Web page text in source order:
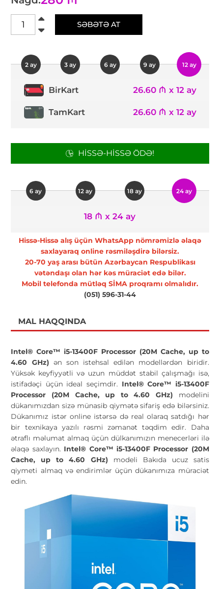
SƏBƏTƏ AT
2 ay 3 ay 6 ay 9 ay 12 ay
BirKart 26.60 ₼ x 12 ay
TamKart 26.60 ₼ x 12 ay
HISSƏ-HISSƏ ÖDƏ!
6 ay 12 ay 18 ay 24 ay
18 ₼ x 24 ay
Hissə-Hissə alış üçün WhatsApp nömrəmizlə əlaqə
saxlayaraq online rəsmiləşdirə bilərsiz.
20-70 yaş arası bütün Azərbaycan Respublikası
vətəndaşı olan hər kəs müraciət edə bilər.
Mobil telefonda mütləq SİMA proqramı olmalıdır.
(051) 596-31-44
MAL HAQQINDA
Intel® Core™ i5-13400F Processor (20M Cache, up to
4.60 GHz) ən son istehsal edilən modellərdən biridir.
Yüksək keyfiyyətli və uzun müddət stabil çalışmağı isə,
istifadəçi üçün ideal seçimdir. Intel® Core™ i5-13400F
Processor (20M Cache, up to 4.60 GHz) modelini
dükanımızdan sizə münasib qiymətə sifariş edə bilərsiniz.
Dükanımız istər online istərsə də real olaraq satdığı hər
bir texnikaya yazılı rəsmi zəmanət təqdim edir. Daha
ətraflı məlumat almaq üçün dülkanımızın menecerləri ilə
əlaqə saxlayın. Intel® Core™ i5-13400F Processor (20M
Cache, up to 4.60 GHz) modeli Bakıda ucuz satis
qiymeti almaq və endirimlər üçün dükanımıza müraciət
edin.